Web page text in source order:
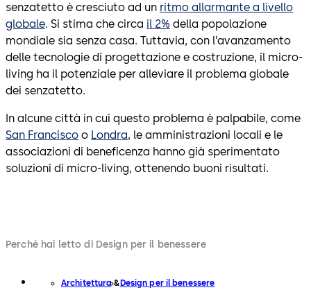
senzatetto è cresciuto ad un ritmo allarmante a livello
globale. Si stima che circa il 2% della popolazione
mondiale sia senza casa. Tuttavia, con l’avanzamento
delle tecnologie di progettazione e costruzione, il micro-
living ha il potenziale per alleviare il problema globale
dei senzatetto.
In alcune città in cui questo problema è palpabile, come
San Francisco o Londra, le amministrazioni locali e le
associazioni di beneficenza hanno già sperimentato
soluzioni di micro-living, ottenendo buoni risultati.
Perché hai letto di Design per il benessere
Architettura Design per il benessere